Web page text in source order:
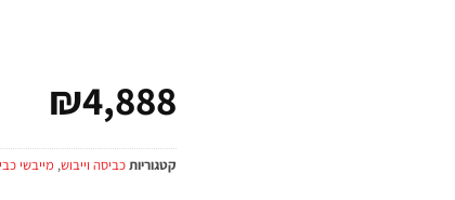
₪4,888
קטגוריותכביסה וייבוש, מייבשי